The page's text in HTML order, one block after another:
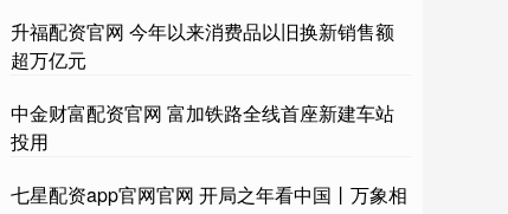
升福配资官网 今年以来消费品以旧换新销售额
超万亿元
中金财富配资官网 富加铁路全线首座新建车站
投用
七星配资app官网官网 开局之年看中国丨万象相